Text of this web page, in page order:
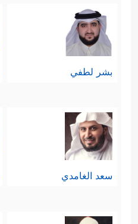
بشر لطفي
سعد الغامدي